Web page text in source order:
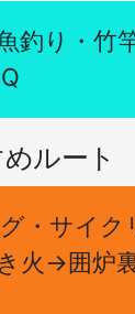
釣り・竹
ルート
・サイ
火→囲炉